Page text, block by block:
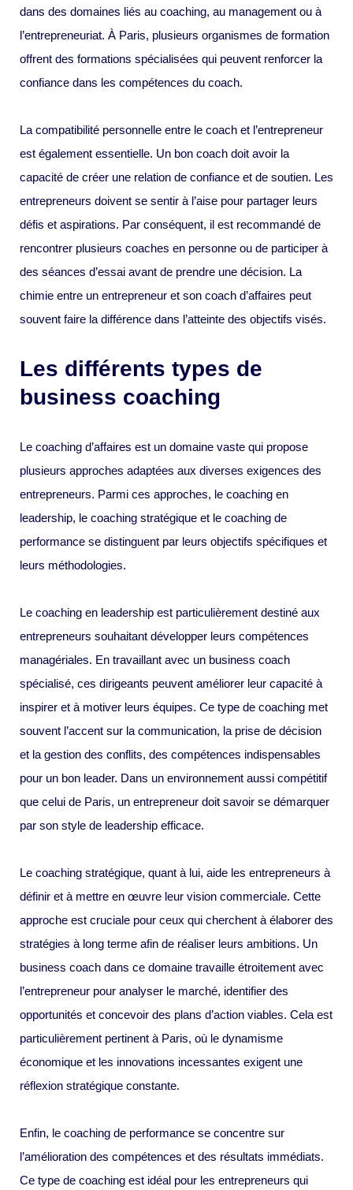
dans des domaines liés au coaching, au management ou à
l’entrepreneuriat. À Paris, plusieurs organismes de formation
offrent des formations spécialisées qui peuvent renforcer la
confiance dans les compétences du coach.
La compatibilité personnelle entre le coach et l’entrepreneur
est également essentielle. Un bon coach doit avoir la
capacité de créer une relation de confiance et de soutien. Les
entrepreneurs doivent se sentir à l’aise pour partager leurs
défis et aspirations. Par conséquent, il est recommandé de
rencontrer plusieurs coaches en personne ou de participer à
des séances d’essai avant de prendre une décision. La
chimie entre un entrepreneur et son coach d’affaires peut
souvent faire la différence dans l’atteinte des objectifs visés.
Les différents types de
business coaching
Le coaching d’affaires est un domaine vaste qui propose
plusieurs approches adaptées aux diverses exigences des
entrepreneurs. Parmi ces approches, le coaching en
leadership, le coaching stratégique et le coaching de
performance se distinguent par leurs objectifs spécifiques et
leurs méthodologies.
Le coaching en leadership est particulièrement destiné aux
entrepreneurs souhaitant développer leurs compétences
managériales. En travaillant avec un business coach
spécialisé, ces dirigeants peuvent améliorer leur capacité à
inspirer et à motiver leurs équipes. Ce type de coaching met
souvent l’accent sur la communication, la prise de décision
et la gestion des conflits, des compétences indispensables
pour un bon leader. Dans un environnement aussi compétitif
que celui de Paris, un entrepreneur doit savoir se démarquer
par son style de leadership efficace.
Le coaching stratégique, quant à lui, aide les entrepreneurs à
définir et à mettre en œuvre leur vision commerciale. Cette
approche est cruciale pour ceux qui cherchent à élaborer des
stratégies à long terme afin de réaliser leurs ambitions. Un
business coach dans ce domaine travaille étroitement avec
l’entrepreneur pour analyser le marché, identifier des
opportunités et concevoir des plans d’action viables. Cela est
particulièrement pertinent à Paris, où le dynamisme
économique et les innovations incessantes exigent une
réflexion stratégique constante.
Enfin, le coaching de performance se concentre sur
l’amélioration des compétences et des résultats immédiats.
Ce type de coaching est idéal pour les entrepreneurs qui